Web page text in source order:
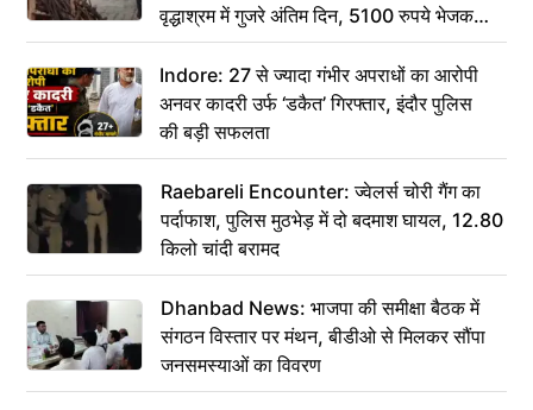
वृद्धाश्रम में गुजरे अंतिम दिन, 5100 रुपये भेजकर
कहा– अंतिम संस्कार कर दीजिए हम नहीं आ पाएंगे
Indore: 27 से ज्यादा गंभीर अपराधों का आरोपी
अनवर कादरी उर्फ ‘डकैत’ गिरफ्तार, इंदौर पुलिस
की बड़ी सफलता
Raebareli Encounter: ज्वेलर्स चोरी गैंग का
पर्दाफाश, पुलिस मुठभेड़ में दो बदमाश घायल, 12.80
किलो चांदी बरामद
Dhanbad News: भाजपा की समीक्षा बैठक में
संगठन विस्तार पर मंथन, बीडीओ से मिलकर सौंपा
जनसमस्याओं का विवरण